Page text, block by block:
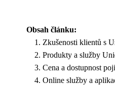
Obsah článku:
Zkušenosti klientů s
Produkty a služby
Cena a dostupnost
Online služby a